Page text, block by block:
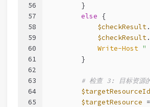
56
57
58
59
60
61
62
63
64
65
        }
else {
$checkResult
$checkResult
Write-Host "
        }
# 检查 3: 目标资源
$targetResourceId
$targetResource =